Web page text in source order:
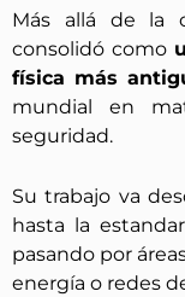
Más allá de la
consolidó como
física más
mundial en
seguridad.
Su trabajo va
hasta la
pasando por
energía o redes